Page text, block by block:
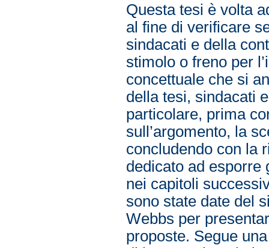
Questa tesi è volta
al fine di verificare
sindacati e della
stimolo o freno per
concettuale che si
della tesi, sindacati
particolare, prima
sull’argomento, la
concludendo con la
dedicato ad esporre
nei capitoli
sono state date del
Webbs per
proposte. Segue